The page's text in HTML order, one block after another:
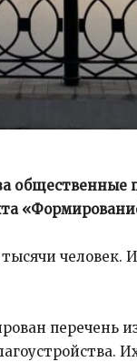
общественные
человек.
перечень